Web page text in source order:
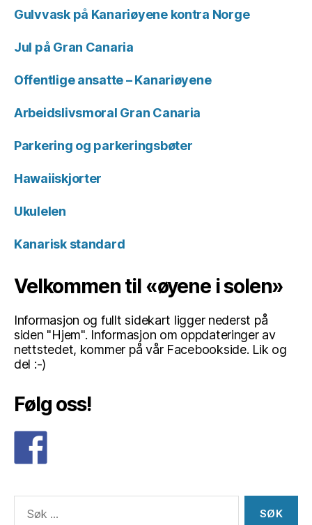
Gulvvask på Kanariøyene kontra Norge
Jul på Gran Canaria
Offentlige ansatte – Kanariøyene
Arbeidslivsmoral Gran Canaria
Parkering og parkeringsbøter
Hawaiiskjorter
Ukulelen
Kanarisk standard
Velkommen til «øyene i solen»
Informasjon og fullt sidekart ligger nederst på
siden "Hjem". Informasjon om oppdateringer av
nettstedet, kommer på vår Facebookside. Lik og
del :-)
Følg oss!
etter: